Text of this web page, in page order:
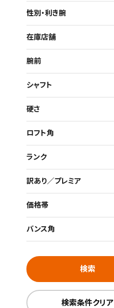
性別・利き腕
在庫店舗
腕前
シャフト
硬さ
ロフト角
ランク
訳あり／プレミア
価格帯
バンス角
検索
検索条件クリア